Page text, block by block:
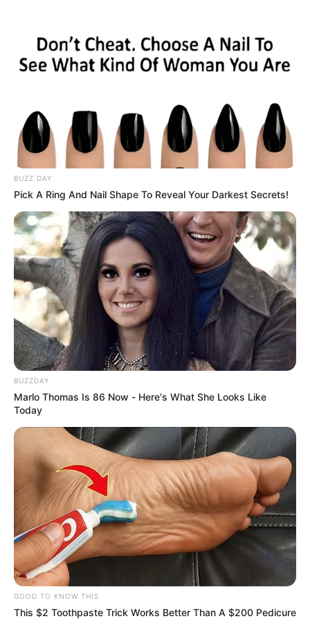
COMPARTIR
TEMAS RELACIONADOS
NOTICIAS BARRANQUILLA
BARRANQUILLA
MANTÉNGASE EN ALERTA
Tenemos todas las noticias que le
interesan. Para estar bien informado, por
favor, active las notificaciones de Alerta.
ACTIVAR AHORA
TEMAS DESTACADOS
POLONUEVO LOS COSTEÑOS
TRANSMETRO
EDUARDO VERANO DE LA ROSA
ALEJANDRO CHAR
SOLEDAD, ATLÁNTICO
LOS PEPES
BUZZ DAY
Pick A Ring And Nail Shape To Reveal Your Darkest Secrets!
BUZZDAY
Marlo Thomas Is 86 Now - Here's What She Looks Like
Today
GOOD TO KNOW THIS
This $2 Toothpaste Trick Works Better Than A $200 Pedicure